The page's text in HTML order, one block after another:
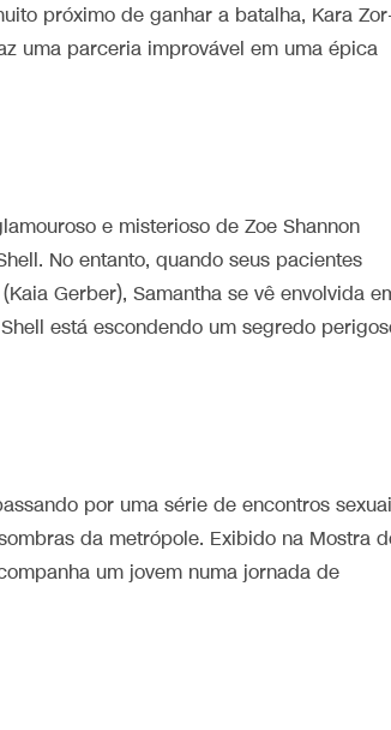
próximo de ganhar a batalha, Kara
uma parceria improvável em uma épica
e misterioso de Zoe Shannon
No entanto, quando seus pacientes
Gerber), Samantha se vê envolvida
está escondendo um segredo
por uma série de encontros
da metrópole. Exibido na Mostra
um jovem numa jornada de